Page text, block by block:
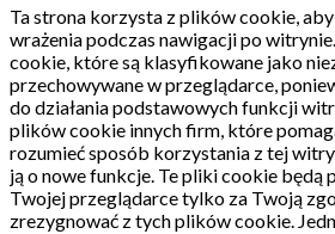
Ta strona korzysta z plików cookie,
wrażenia podczas nawigacji po witrynie.
cookie, które są klasyfikowane jako
przechowywane w przeglądarce,
do działania podstawowych funkcji
plików cookie innych firm, które
rozumieć sposób korzystania z tej
ją o nowe funkcje. Te pliki cookie będą
Twojej przeglądarce tylko za Twoją
zrezygnować z tych plików cookie.